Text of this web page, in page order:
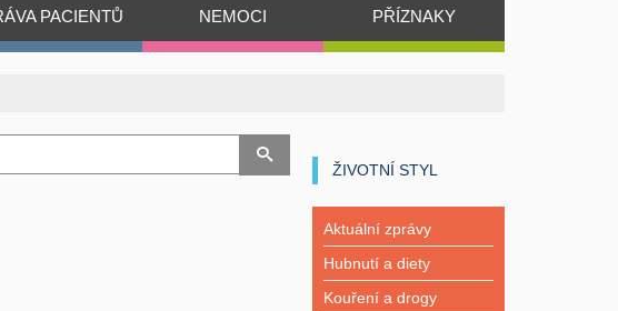
PACIENTŮ NEMOCI PŘÍZNAKY
ŽIVOTNÍ STYL
Aktuální zprávy
Hubnutí a diety
Kouření a drogy